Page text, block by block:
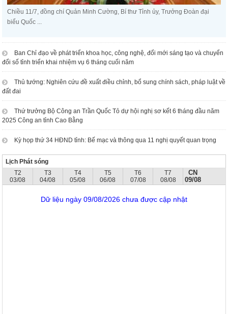
Chiều 11/7, đồng chí Quản Minh Cường, Bí thư Tỉnh ủy, Trưởng Đoàn đại
biểu Quốc ...
Ban Chỉ đạo về phát triển khoa học, công nghệ, đổi mới sáng tạo và chuyển
đổi số tỉnh triển khai nhiệm vụ 6 tháng cuối năm
Thủ tướng: Nghiên cứu đề xuất điều chỉnh, bổ sung chính sách, pháp luật về
đất đai
Thứ trưởng Bộ Công an Trần Quốc Tỏ dự hội nghị sơ kết 6 tháng đầu năm
2025 Công an tỉnh Cao Bằng
Kỳ họp thứ 34 HĐND tỉnh: Bế mạc và thông qua 11 nghị quyết quan trọng
Lịch Phát sóng
T2
03/08
T3
04/08
T4
05/08
T5
06/08
T6
07/08
T7
08/08
CN
09/08
Dữ liệu ngày 09/08/2026 chưa được cập nhật